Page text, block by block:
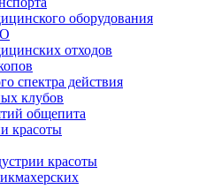
оборудования
отходов
спектра действия
клубов
общепита
красоты
красоты